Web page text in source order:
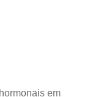
em